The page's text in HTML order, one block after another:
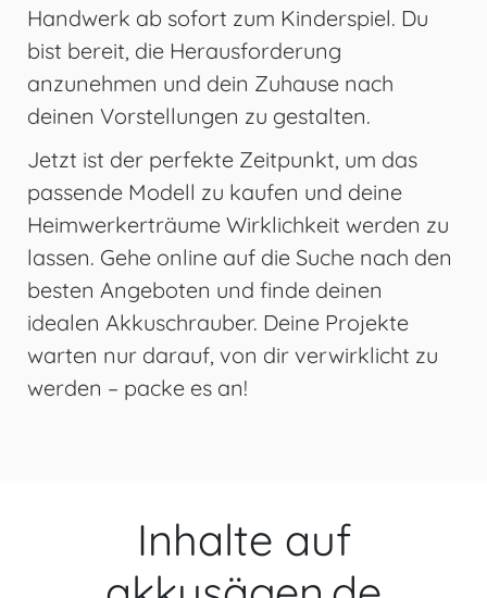
Handwerk ab sofort zum Kinderspiel. Du
bist bereit, die Herausforderung
anzunehmen und dein Zuhause nach
deinen Vorstellungen zu gestalten.
Jetzt ist der perfekte Zeitpunkt, um das
passende Modell zu kaufen und deine
Heimwerkerträume Wirklichkeit werden zu
lassen. Gehe online auf die Suche nach den
besten Angeboten und finde deinen
idealen Akkuschrauber. Deine Projekte
warten nur darauf, von dir verwirklicht zu
werden – packe es an!
Inhalte auf